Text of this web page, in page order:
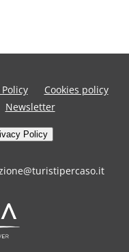
Cookies policy
Newsletter
Policy